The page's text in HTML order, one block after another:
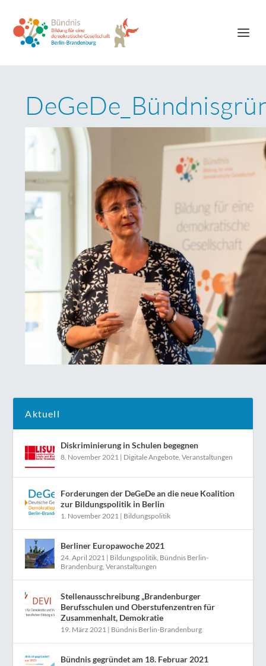
Aktuell
Diskriminierung in Schulen begegnen
8. November 2021 | Digitale Angebote,Veranstaltungen
Forderungen der DeGeDe an die neue Koalition
zur Bildungspolitik in Berlin
1. November 2021 | Bildungspolitik
Berliner Europawoche 2021
24. April 2021 | Bildungspolitik, Bündnis Berlin-
Brandenburg,Veranstaltungen
Stellenausschreibung „Brandenburger
Berufsschulen und Oberstufenzentren für
Zusammenhalt, Demokratie
19. März 2021 | Bündnis Berlin-Brandenburg
Bündnis gegründet am 18. Februar 2021